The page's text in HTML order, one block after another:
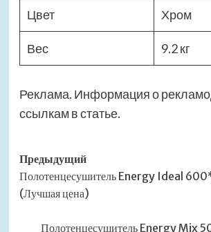
Цвет Хром
Вес 9.2 кг
Реклама. Информация о
ссылкам в статье.
Навигация
записи
Предыдущий
Полотенцесушитель Energy Ideal
(Лучшая цена)
Полотенцесушитель Energy Mix